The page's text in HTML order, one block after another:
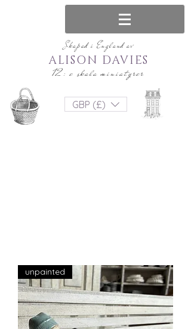
Skapad i England av
12: e skala miniatyrer
ALISON DAVIES
GBP (£)
unpainted